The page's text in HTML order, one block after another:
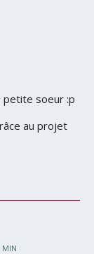
petite soeur :p
au projet
MIN